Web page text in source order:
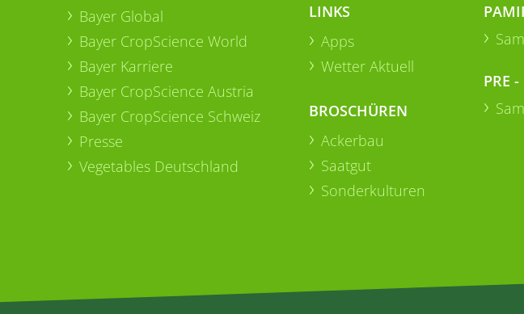
Bayer Global
Bayer CropScience World
Bayer Karriere
Bayer CropScience Austria
Bayer CropScience Schweiz
Presse
Vegetables Deutschland
LINKS
Apps
Wetter Aktuell
BROSCHÜREN
Ackerbau
Saatgut
Sonderkulturen
PRE